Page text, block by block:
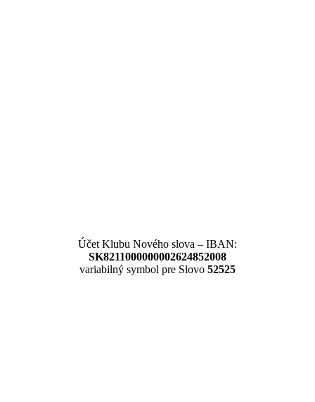
Účet Klubu Nového slova – IBAN:
SK8211000000002624852008
variabilný symbol pre Slovo 52525